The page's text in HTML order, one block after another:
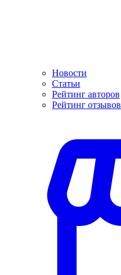
Новости
Статьи
Рейтинг авторов
Рейтинг отзывов